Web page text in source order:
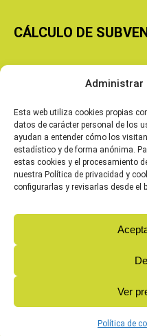
Administrar
Esta web utiliza cookies propias
datos de carácter personal de los
ayudan a entender cómo los
estadístico y de forma anónima.
estas cookies y el procesamiento
nuestra Política de privacidad y
configurarlas y revisarlas desde el
Ver
Política de
CÁLCULO DE